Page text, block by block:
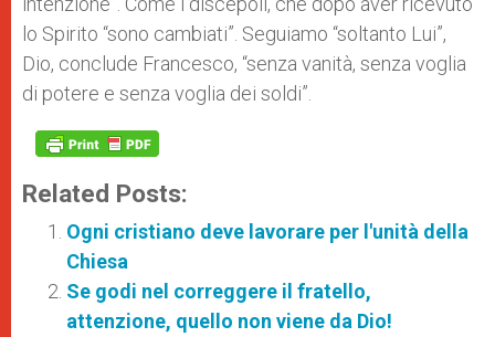
lo Spirito “sono cambiati”. Seguiamo “soltanto Lui”,
Dio, conclude Francesco, “senza vanità, senza voglia
di potere e senza voglia dei soldi”.
Related Posts:
Ogni cristiano deve lavorare per l'unità della
Chiesa
Se godi nel correggere il fratello,
attenzione, quello non viene da Dio!